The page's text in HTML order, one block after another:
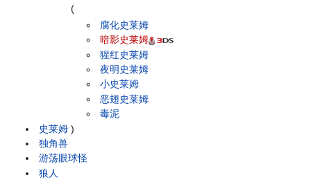
史莱姆
(
腐化史莱姆
暗影史莱姆
猩红史莱姆
夜明史莱姆
小史莱姆
恶翅史莱姆
毒泥
)
独角兽
游荡眼球怪
狼人